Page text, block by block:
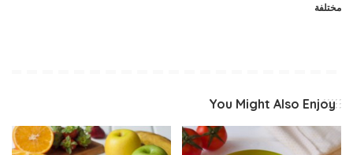
مختلفة
You Might Also Enjoy